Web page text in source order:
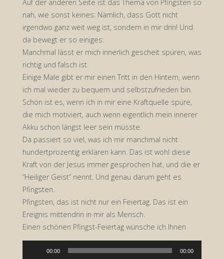
Auf der anderen Seite ist das Thema von Pfingsten so
nah, wie sonst keines: Nämlich, dass Gott nicht
irgendwo ganz weit weg ist, sondern in mir drin! Und
da bewegt er so einiges:
Manchmal lässt er mich innerlich gescheit spüren, was
richtig und falsch ist.
Einige Male gibt er mir einen Tritt in den Hintern, wenn
ich mal wieder zu bequem und selbstzufrieden bin.
Schön ist es, wenn ich in mir eine Kraftquelle spüre,
die mich motiviert, auch wenn eigentlich mein innerer
Akku schon längst leer sein müsste.
Da passiert so viel, was ich mir manchmal nicht
hundertprozentig erklären kann. Das ist wohl diese
Kraft von der Jesus immer gesprochen hat, und die er
“Heiliger Geist” nennt. Und genau darum geht es
Pfingsten.
Pfingsten, das ist nicht nur ein Feiertag. Das ist ein
Ereignis mittendrin in mir als Mensch.
Einen schönen Pfingst-Feiertag wünsche ich Ihnen
00:00 00:00